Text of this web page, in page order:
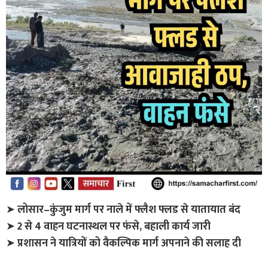
➤लोसार–कुंजुम मार्ग पर नाले में फ्लैश फ्लड से यातायात बंद
➤2 से 4 वाहन घटनास्थल पर फंसे, बहाली कार्य जारी
➤प्रशासन ने यात्रियों को वैकल्पिक मार्ग अपनाने की सलाह दी